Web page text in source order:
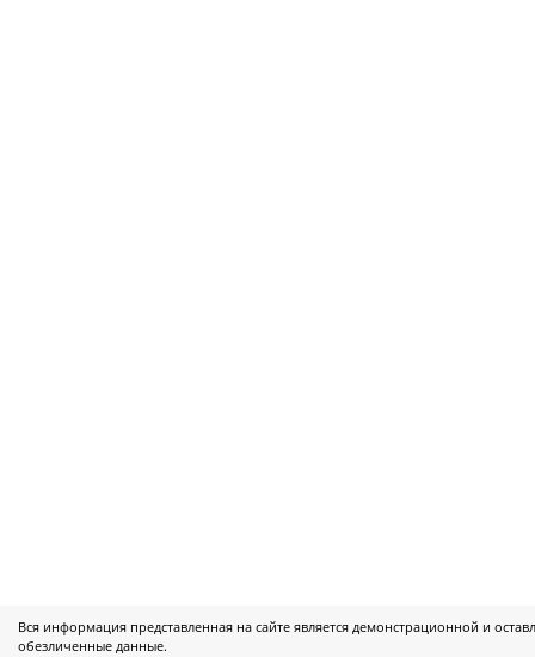
Вся информация представленная на сайте является демонстрационной и
обезличенные данные.